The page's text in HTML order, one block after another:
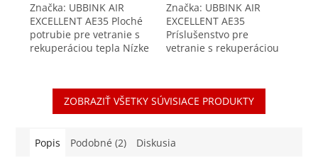
Značka: UBBINK AIR
EXCELLENT AE35 Ploché
potrubie pre vetranie s
rekuperáciou tepla Nízke
Antistatické vlastnosti <
10^ 12...
Značka: UBBINK AIR
EXCELLENT AE35
Príslušenstvo pre
vetranie s rekuperáciou
tanierové ventily
DN125mm je súčasťou
vysokokvalitného...
ZOBRAZIŤ VŠETKY SÚVISIACE PRODUKTY
Popis Podobné (2) Diskusia